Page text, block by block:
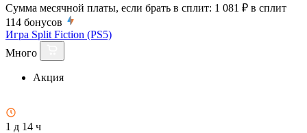
Сумма месячной платы, если брать в сплит: 1 081 ₽ в сплит
114 бонусов
Игра Split Fiction (PS5)
Много
Акция
1 д 14 ч